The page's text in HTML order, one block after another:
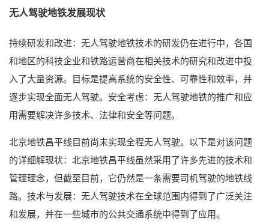
无人驾驶地铁发展现状
持续研发和改进：无人驾驶地铁技术的研发仍在进行中，各国
和地区的科技企业和铁路运营商在相关技术的研究和改进中投
入了大量资源。目标是提高系统的安全性、可靠性和效率，并
逐步实现全面无人驾驶。安全考虑：无人驾驶地铁的推广和应
用需要解决许多技术、法律和安全等问题。
北京地铁昌平线目前尚未实现全程无人驾驶。以下是对该问题
的详细解现状：北京地铁昌平线虽然采用了许多先进的技术和
管理理念，但截至目前，它仍然是一条需要司机驾驶的地铁线
路。技术与发展：无人驾驶技术在全球范围内得到了广泛关注
和发展，并在一些城市的公共交通系统中得到了应用。